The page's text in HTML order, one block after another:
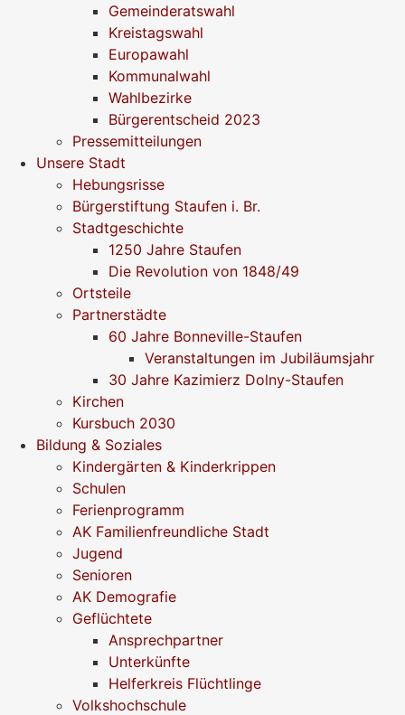
Gemeinderatswahl
Kreistagswahl
Europawahl
Kommunalwahl
Wahlbezirke
Bürgerentscheid 2023
Pressemitteilungen
Unsere Stadt
Hebungsrisse
Bürgerstiftung Staufen i. Br.
Stadtgeschichte
1250 Jahre Staufen
Die Revolution von 1848/49
Ortsteile
Partnerstädte
60 Jahre Bonneville-Staufen
Veranstaltungen im Jubiläumsjahr
30 Jahre Kazimierz Dolny-Staufen
Kirchen
Kursbuch 2030
Bildung & Soziales
Kindergärten & Kinderkrippen
Schulen
Ferienprogramm
AK Familienfreundliche Stadt
Jugend
Senioren
AK Demografie
Geflüchtete
Ansprechpartner
Unterkünfte
Helferkreis Flüchtlinge
Volkshochschule